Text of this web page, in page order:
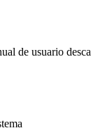
de usuario